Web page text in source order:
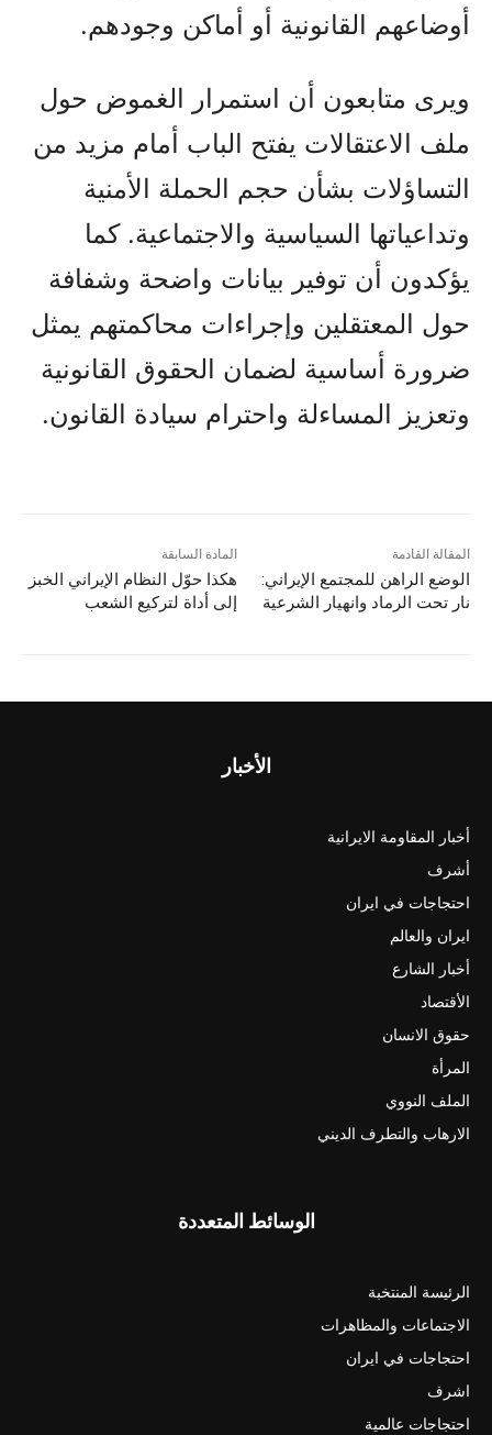
أوضاعهم القانونية أو أماكن وجودهم.
ويرى متابعون أن استمرار الغموض حول
ملف الاعتقالات يفتح الباب أمام مزيد من
التساؤلات بشأن حجم الحملة الأمنية
وتداعياتها السياسية والاجتماعية. كما
يؤكدون أن توفير بيانات واضحة وشفافة
حول المعتقلين وإجراءات محاكمتهم يمثل
ضرورة أساسية لضمان الحقوق القانونية
وتعزيز المساءلة واحترام سيادة القانون.
المادة السابقة
هکذا حوّل النظام الإيراني الخبز
إلى أداة لتركيع الشعب
المقالة القادمة
الوضع الراهن للمجتمع الإيراني:
نار تحت الرماد وانهيار الشرعية
الأخبار
أخبار المقاومة الايرانية
أشرف
احتجاجات في ايران
ايران والعالم
أخبار الشارع
الأقتصاد
حقوق الانسان
المرأة
الملف النووي
الارهاب والتطرف الديني
الوسائط المتعددة
الرئيسة المنتخبة
الاجتماعات والمظاهرات
احتجاجات في ايران
اشرف
احتجاجات عالمية